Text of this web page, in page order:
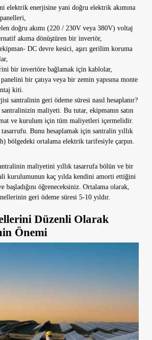
elektrik enerjisine yani doğru elektrik akımına
doğru akımı (220 / 230V veya 380V) voltaj
akıma dönüştüren bir invertör,
DC devre kesici, aşırı gerilim koruma
bir invertöre bağlamak için kablolar,
bir çatıya veya bir zemin yapısına monte
kiti.
santralinin geri ödeme süresi nasıl hesaplanır?
maliyeti. Bu tutar, ekipmanın satın
ve kurulum için tüm maliyetleri içermelidir.
Bunu hesaplamak için santralin yıllık
bölgedeki ortalama elektrik tarifesiyle çarpın.
maliyetini yıllık tasarrufa bölün ve bir
kurulumunun kaç yılda kendini amorti ettiğini
başladığını öğreneceksiniz. Ortalama olarak,
geri ödeme süresi 5-10 yıldır.
Düzenli Olarak
Önemi